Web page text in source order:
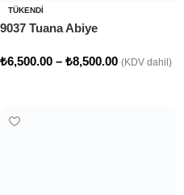
TÜKENDI
9037 Tuana Abiye
₺6,500.00 – ₺8,500.00 (KDV dahil)